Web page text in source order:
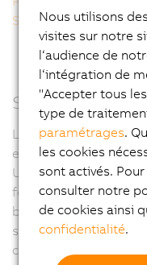
Systèmes
Système
Le Panel PC 2100
essentielles, dont 2x
USB 3.0. Des
forme de modules
bus de terrain comme
stockage des
capacité 256 Go ou
Nous utilisons
visites sur notre
l‘audience de
l‘intégration de
"Accepter tous
type de
paramétrages.
les cookies
sont activés.
consulter notre
de cookies ainsi
confidentialité.